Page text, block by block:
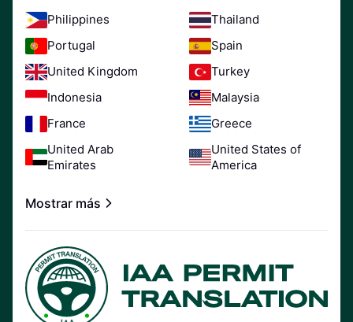
Philippines
Thailand
Portugal
Spain
United Kingdom
Turkey
Indonesia
Malaysia
France
Greece
United Arab
Emirates
United States of
America
Mostrar más